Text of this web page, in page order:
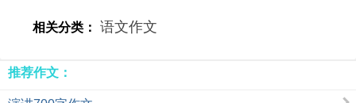
相关分类： 语文作文
推荐作文：